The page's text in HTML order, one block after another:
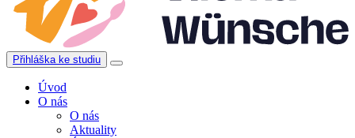
Přihláška ke studiu
Úvod
O nás
O nás
Aktuality